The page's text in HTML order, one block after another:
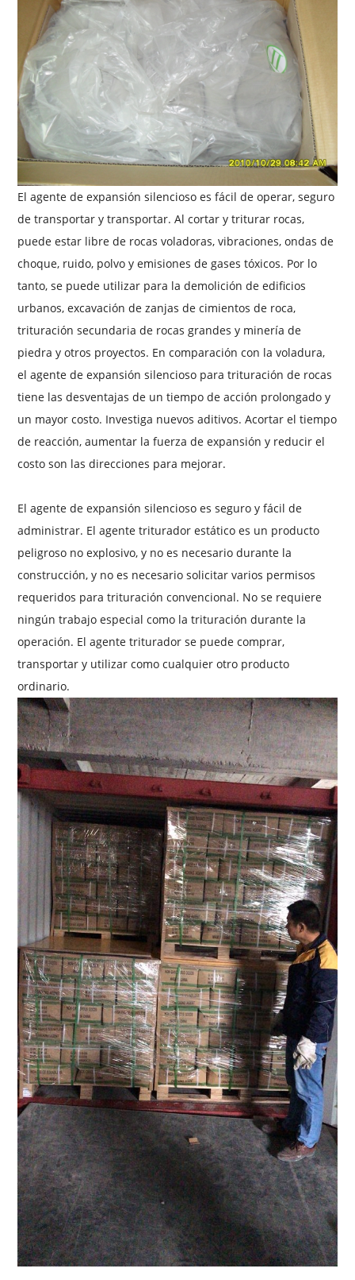
El agente de expansión silencioso es fácil de operar, seguro
de transportar y transportar. Al cortar y triturar rocas,
puede estar libre de rocas voladoras, vibraciones, ondas de
choque, ruido, polvo y emisiones de gases tóxicos. Por lo
tanto, se puede utilizar para la demolición de edificios
urbanos, excavación de zanjas de cimientos de roca,
trituración secundaria de rocas grandes y minería de
piedra y otros proyectos. En comparación con la voladura,
el agente de expansión silencioso para trituración de rocas
tiene las desventajas de un tiempo de acción prolongado y
un mayor costo. Investiga nuevos aditivos. Acortar el tiempo
de reacción, aumentar la fuerza de expansión y reducir el
costo son las direcciones para mejorar.
El agente de expansión silencioso es seguro y fácil de
administrar. El agente triturador estático es un producto
peligroso no explosivo, y no es necesario durante la
construcción, y no es necesario solicitar varios permisos
requeridos para trituración convencional. No se requiere
ningún trabajo especial como la trituración durante la
operación. El agente triturador se puede comprar,
transportar y utilizar como cualquier otro producto
ordinario.